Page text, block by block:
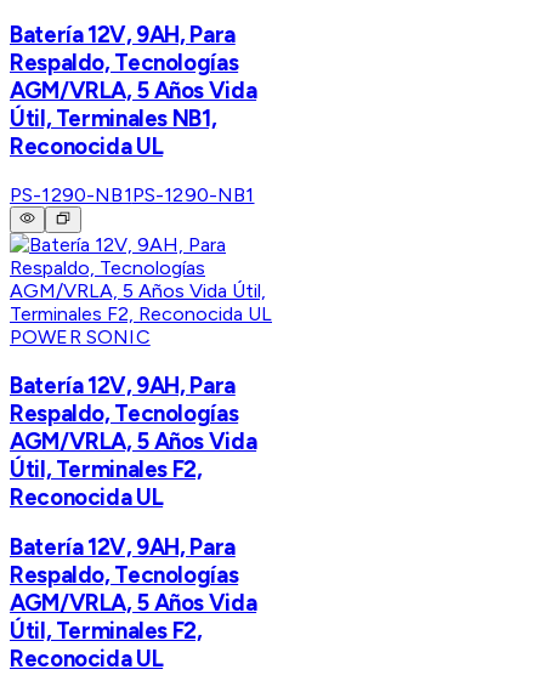
Batería 12V, 9AH, Para
Respaldo, Tecnologías
AGM/VRLA, 5 Años Vida
Útil, Terminales NB1,
Reconocida UL
PS-1290-NB1PS-1290-NB1
POWER SONIC
Batería 12V, 9AH, Para
Respaldo, Tecnologías
AGM/VRLA, 5 Años Vida
Útil, Terminales F2,
Reconocida UL
Batería 12V, 9AH, Para
Respaldo, Tecnologías
AGM/VRLA, 5 Años Vida
Útil, Terminales F2,
Reconocida UL